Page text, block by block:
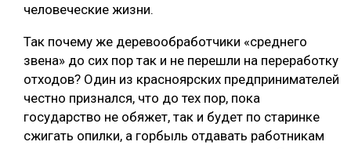
человеческие жизни.
Так почему же деревообработчики «среднего
звена» до сих пор так и не перешли на переработку
отходов? Один из красноярских предпринимателей
честно признался, что до тех пор, пока
государство не обяжет, так и будет по старинке
сжигать опилки, а горбыль отдавать работникам